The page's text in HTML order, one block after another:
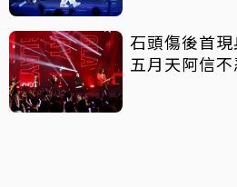
石頭傷後首現
五月天阿信不